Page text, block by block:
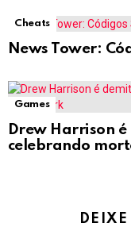
Cheats
News Tower:
Games
Drew Harrison
celebrando